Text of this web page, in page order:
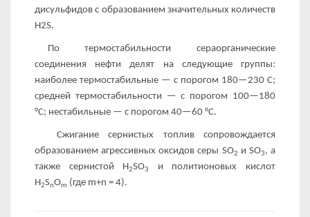
дисульфидов с образованием значительных коли­честв
H2S.
По термостабильности сераорганические
соединения нефти делят на следующие группы:
наиболее термостабильные — с порогом 180—230 С;
средней термостабильности — с порогом 100—180
°С; нестабильные — с порогом 40—60 °С.
Сжигание сернистых топлив сопровождается
образованием агрессивных оксидов серы SО2 и SO3, а
также сернистой H2SO3
и политионовых кислот
H2SnOm (где m+n = 4).